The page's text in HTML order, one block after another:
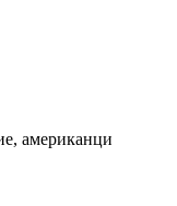
американци